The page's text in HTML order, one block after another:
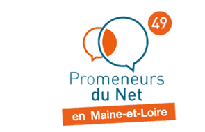
INFOS JEUNES